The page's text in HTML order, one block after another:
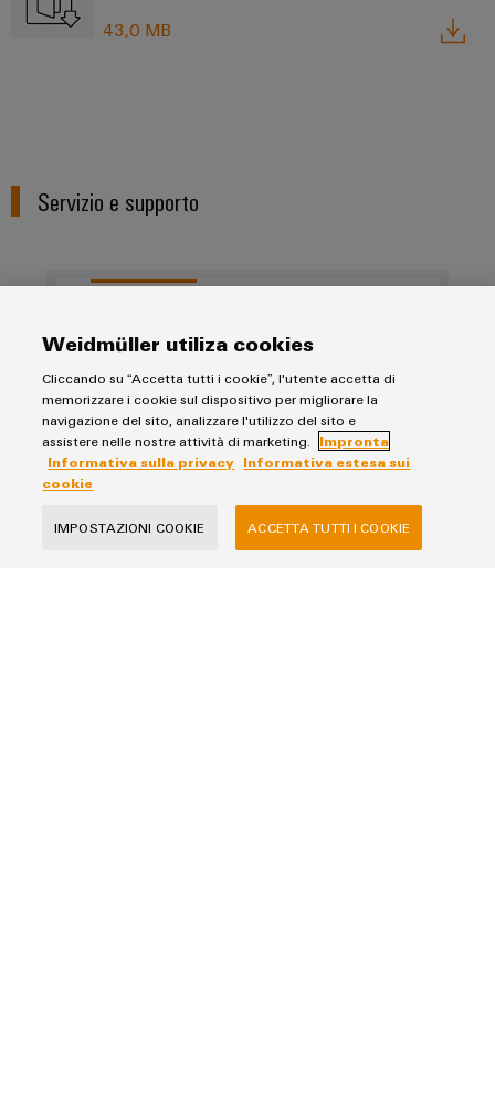
43,0 MB
Servizio e supporto
supporto@weidmueller.com
Weidmüller utiliza cookies
Cliccando su “Accetta tutti i cookie”, l'utente accetta di
memorizzare i cookie sul dispositivo per migliorare la
navigazione del sito, analizzare l'utilizzo del sito e
assistere nelle nostre attività di marketing.
Impronta
Informativa sulla privacy Informativa estesa sui
cookie
IMPOSTAZIONI COOKIE ACCETTA TUTTI I COOKIE